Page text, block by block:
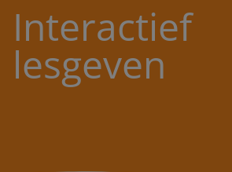
Interactief
lesgeven